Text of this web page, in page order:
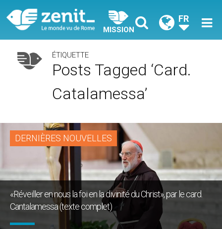
MISSION
FR
ÉTIQUETTE
Posts Tagged ‘card.
Catalamessa’
DERNIÈRES NOUVELLES
«Réveiller en nous la foi en la divinité du Christ», par le card.
Cantalamessa (texte complet)